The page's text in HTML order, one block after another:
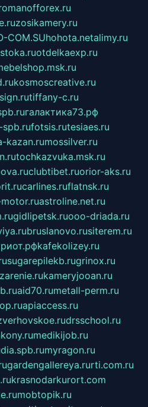
zosikamery.ru
COM.SUhohota.netalimy.ru
otdelkaexp.ru
kosmoscreative.ru
tiffany-c.ru
галактика73.рф
fotsis.rutesiaes.ru
kazan.rumossilver.ru
tochkazvuka.msk.ru
clubtibet.ruorior-aks.ru
carlines.ruflatnsk.ru
astroline.net.ru
gidlipetsk.ruooo-driada.ru
bruslanovo.rusiterem.ru
kafekolizey.ru
sugarepilekb.rugrinox.ru
kameryjooan.ru
aid70.rumetall-perm.ru
apiaccess.ru
drsschool.ru
medikijob.ru
myragon.ru
gardengallereya.rurti.com.ru
krasnodarkurort.com
mobtopik.ru